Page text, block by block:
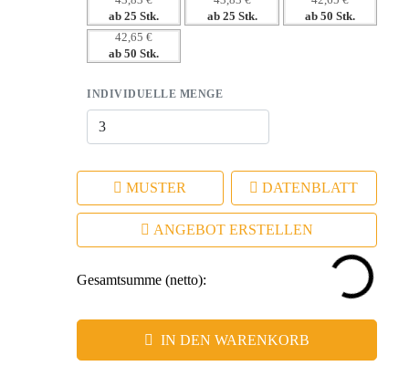
diversen Situationen.
– Ideal für emotionale Verknüpfungen mit Ihrer Zielgruppe.
ab 25 Stk. ab 25 Stk. ab 50 Stk.
42,65 €
ab 50 Stk.
INDIVIDUELLE MENGE
MUSTER DATENBLATT
ANGEBOT ERSTELLEN
Gesamtsumme (netto):
IN DEN WARENKORB